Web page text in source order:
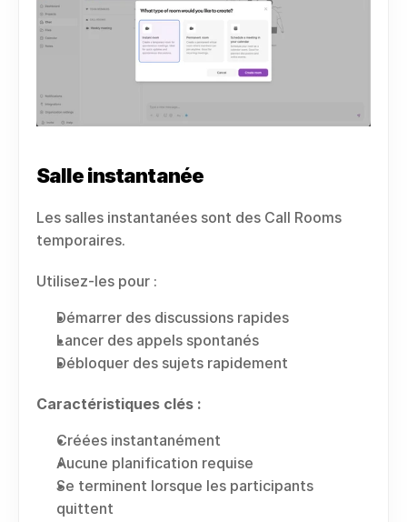
Salle instantanée
Les salles instantanées sont des Call Rooms
temporaires.
Utilisez-les pour :
Démarrer des discussions rapides
Lancer des appels spontanés
Débloquer des sujets rapidement
Caractéristiques clés :
Créées instantanément
Aucune planification requise
Se terminent lorsque les participants
quittent